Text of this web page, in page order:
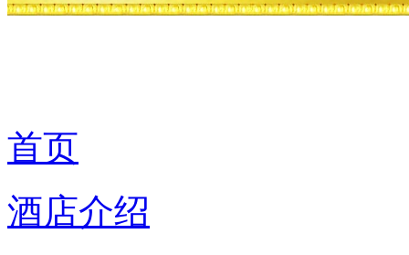
首页
酒店介绍